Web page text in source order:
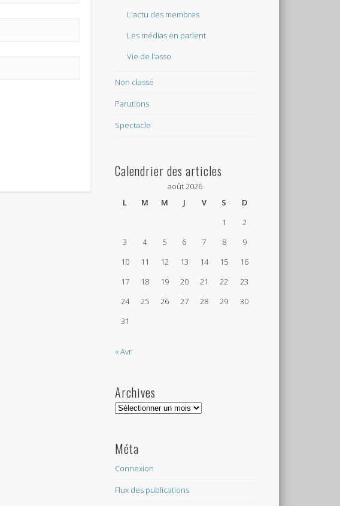
L'actu des membres
Les médias en parlent
Vie de l'asso
Non classé
Parutions
Spectacle
Calendrier des articles
août 2026
L
M M J V S
D
1
2
3
4 5 6 7 8
9
10
11 12 13 14 15
16
17
18 19 20 21 22
23
24
25 26 27 28 29
30
31
« Avr
Archives
Archives
Méta
Connexion
Flux des publications